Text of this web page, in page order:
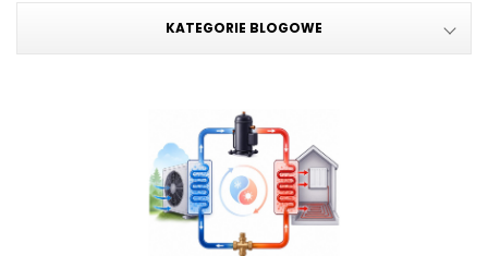
KATEGORIE BLOGOWE